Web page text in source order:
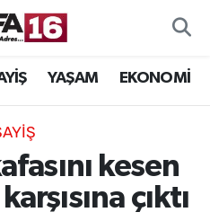
YAŞAM EKONOMİ
kesen
çıktı
Puan Durumu ve Fikstür